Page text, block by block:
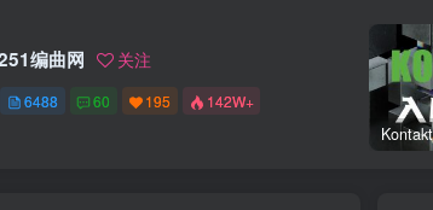
编曲网 关注
6488 60 195 142W+